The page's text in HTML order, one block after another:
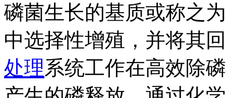
磷菌生长的基质或称之
中选择性增殖，并将其
处理系统工作在高效除